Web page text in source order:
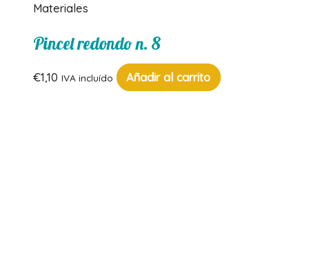
Materiales
Pincel redondo n. 8
€1,10 IVA incluído Añadir al carrito